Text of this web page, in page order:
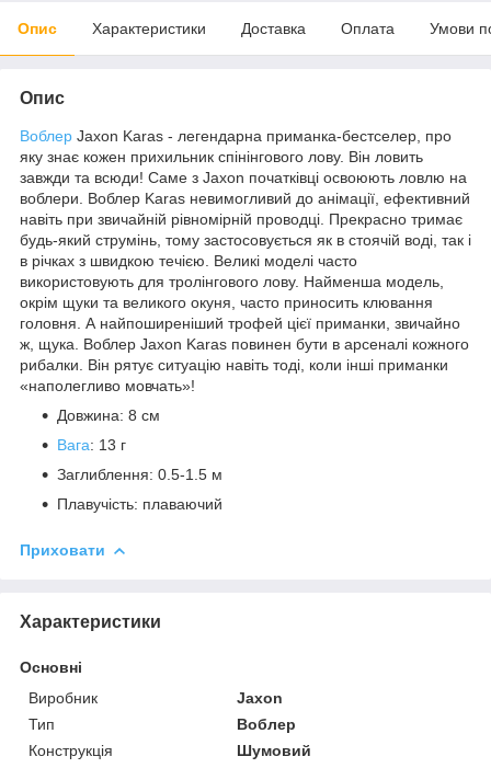
Опис Характеристики Доставка Оплата Умови
Опис
Воблер Jaxon Karas - легендарна приманка-бестселер, про
яку знає кожен прихильник спінінгового лову. Він ловить
завжди та всюди! Саме з Jaxon початківці освоюють ловлю на
воблери. Воблер Karas невимогливий до анімації, ефективний
навіть при звичайній рівномірній проводці. Прекрасно тримає
будь-який струмінь, тому застосовується як в стоячій воді, так і
в річках з швидкою течією. Великі моделі часто
використовують для тролінгового лову. Найменша модель,
окрім щуки та великого окуня, часто приносить клювання
головня. А найпоширеніший трофей цієї приманки, звичайно
ж, щука. Воблер Jaxon Karas повинен бути в арсеналі кожного
рибалки. Він рятує ситуацію навіть тоді, коли інші приманки
«наполегливо мовчать»!
Довжина: 8 см
Вага: 13 г
Заглиблення: 0.5-1.5 м
Плавучість: плаваючий
Приховати
Характеристики
Основні
Виробник
Jaxon
Тип
Воблер
Конструкція
Шумовий